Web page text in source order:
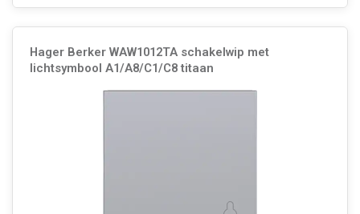
Hager Berker WAW1012TA schakelwip met
lichtsymbool A1/A8/C1/C8 titaan